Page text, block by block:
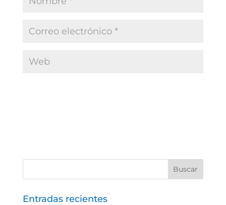
Entradas recientes